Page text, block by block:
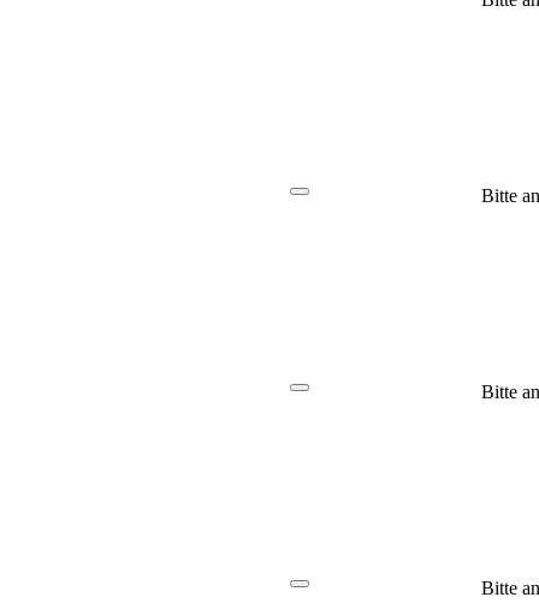
Bitte
Bitte
Bitte